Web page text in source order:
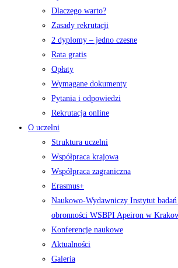
Dlaczego warto?
Zasady rekrutacji
2 dyplomy – jedno czesne
Rata gratis
Opłaty
Wymagane dokumenty
Pytania i odpowiedzi
Rekrutacja online
O uczelni
Struktura uczelni
Współpraca krajowa
Współpraca zagraniczna
Erasmus+
Naukowo-Wydawniczy Instytut badań
obronności WSBPI Apeiron w
Konferencje naukowe
Aktualności
Galeria